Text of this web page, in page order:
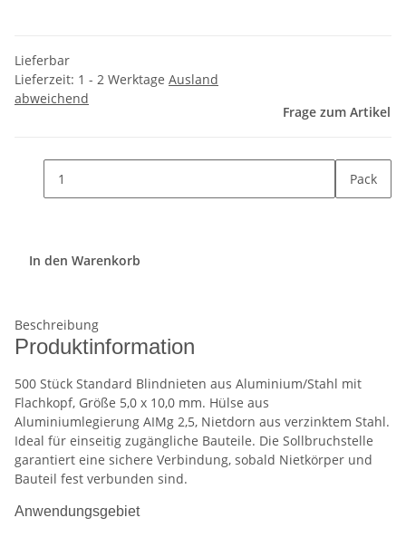
Lieferbar
Lieferzeit: 1 - 2 Werktage Ausland
abweichend
Frage zum Artikel
Pack
In den Warenkorb
Beschreibung
Produktinformation
500 Stück Standard Blindnieten aus Aluminium/Stahl mit
Flachkopf, Größe 5,0 x 10,0 mm. Hülse aus
Aluminiumlegierung AIMg 2,5, Nietdorn aus verzinktem Stahl.
Ideal für einseitig zugängliche Bauteile. Die Sollbruchstelle
garantiert eine sichere Verbindung, sobald Nietkörper und
Bauteil fest verbunden sind.
Anwendungsgebiet